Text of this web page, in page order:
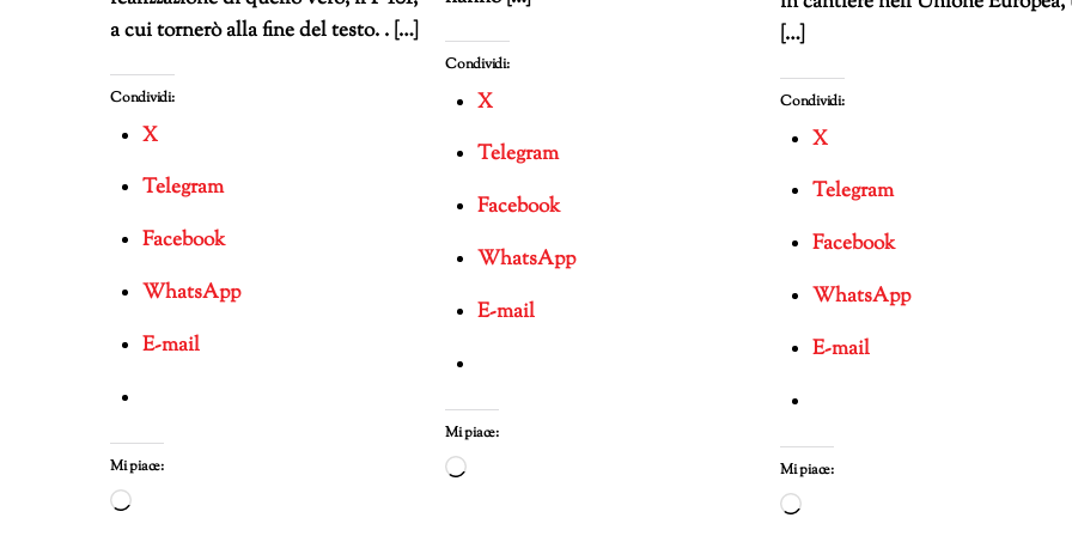
a cui tornerò alla fine del testo. . […]
Condividi:
X
Telegram
Facebook
WhatsApp
E-mail
Mi piace:
Caricamento
Condividi:
X
Telegram
Facebook
WhatsApp
E-mail
Mi piace:
Caricamento
[…]
Condividi:
X
Telegram
Facebook
WhatsApp
E-mail
Mi piace:
Caricamento